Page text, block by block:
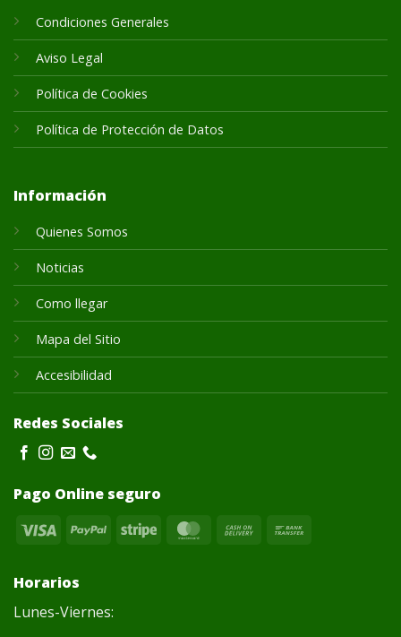
Condiciones Generales
Aviso Legal
Política de Cookies
Política de Protección de Datos
Información
Quienes Somos
Noticias
Como llegar
Mapa del Sitio
Accesibilidad
Redes Sociales
Pago Online seguro
Visa
PayPal Stripe MasterCard
Cash
Horarios
Lunes-Viernes: